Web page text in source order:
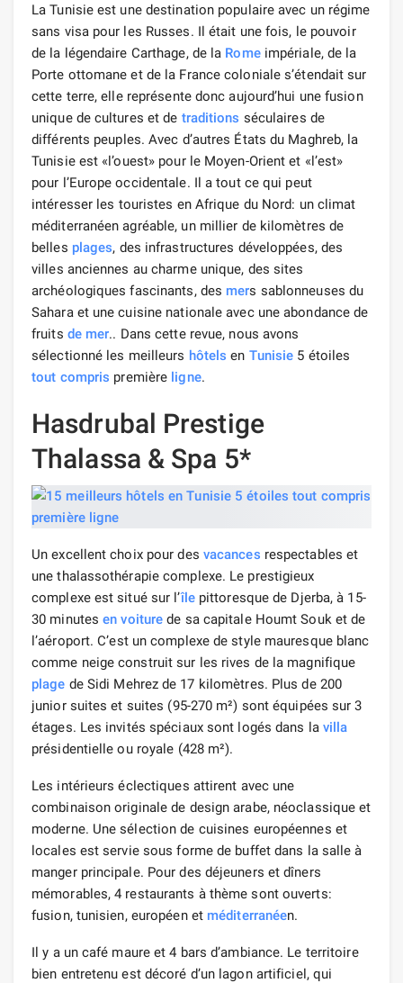
La Tunisie est une destination populaire avec un régime
sans visa pour les Russes. Il était une fois, le pouvoir
de la légendaire Carthage, de la Romeimpériale, de la
Porte ottomane et de la France coloniale s’étendait sur
cette terre, elle représente donc aujourd’hui une fusion
unique de cultures et de traditions séculaires de
différents peuples. Avec d’autres États du Maghreb, la
Tunisie est «l’ouest» pour le Moyen-Orient et «l’est»
pour l’Europe occidentale. Il a tout ce qui peut
intéresser les touristes en Afrique du Nord: un climat
méditerranéen agréable, un millier de kilomètres de
belles plages, des infrastructures développées, des
villes anciennes au charme unique, des sites
archéologiques fascinants, des mers sablonneuses du
Sahara et une cuisine nationale avec une abondance de
fruits de mer.. Dans cette revue, nous avons
sélectionné les meilleurs hôtels en Tunisie 5 étoiles
tout compris première ligne.
Hasdrubal Prestige
Thalassa & Spa 5*
Un excellent choix pour des vacances respectables et
une thalassothérapie complexe. Le prestigieux
complexe est situé sur l’îlepittoresque de Djerba, à 15-
30 minutesen voiture de sa capitale Houmt Souk et de
l’aéroport. C’est un complexe de style mauresque blanc
comme neige construit sur les rives de la magnifique
plage de Sidi Mehrez de 17 kilomètres. Plus de 200
junior suites et suites (95-270 m²) sont équipées sur 3
étages. Les invités spéciaux sont logés dans la villa
présidentielle ou royale (428 m²).
Les intérieurs éclectiques attirent avec une
combinaison originale de design arabe, néoclassique et
moderne. Une sélection de cuisines européennes et
locales est servie sous forme de buffet dans la salle à
manger principale. Pour des déjeuners et dîners
mémorables, 4 restaurants à thème sont ouverts:
fusion, tunisien, européen et méditerranéen.
Il y a un café maure et 4 bars d’ambiance. Le territoire
bien entretenu est décoré d’un lagon artificiel, qui